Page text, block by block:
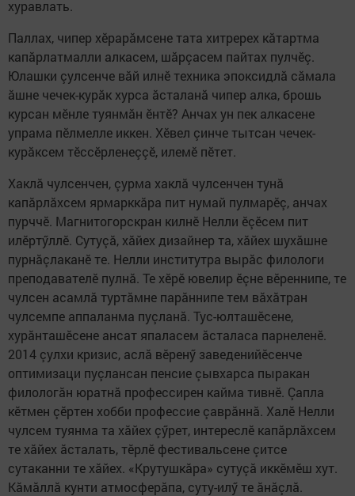
хуравлать.
Паллах, чипер хӗрарăмсене тата хитререх кăтартма
капăрлатмалли алкасем, шăрçасем пайтах пулчӗç.
Юлашки çулсенче вăй илнӗ техника эпоксидлă сăмала
ăшне чечек-курăк хурса ăсталанă чипер алка, брошь
курсан мӗнле туянмăн ӗнтӗ? Анчах ун пек алкасене
упрама пӗлмелле иккен. Хӗвел çинче тытсан чечек-
курăксем тӗссӗрленеççӗ, илемӗ пӗтет.
Хаклă чулсенчен, çурма хаклă чулсенчен тунă
капăрлăхсем ярмарккăра пит нумай пулмарӗç, анчах
пурччӗ. Магнитогорскран килнӗ Нелли ӗçӗсем пит
илӗртӳллӗ. Сутуçă, хăйех дизайнер та, хăйех шухăшне
пурнăçлаканӗ те. Нелли институтра вырăс филологи
преподавателӗ пулнă. Те хӗрӗ ювелир ӗçне вӗреннипе, те
чулсен асамлă туртăмне парăннипе тем вăхăтран
чулсемпе аппаланма пуçланă. Тус-юлташӗсене,
хурăнташӗсене ансат япаласем ăсталаса парнеленӗ.
2014 çулхи кризис, аслă вӗренӳ заведенийӗсенче
оптимизаци пуçлансан пенсие çывхарса пыракан
филологăн юратнă профессирен кайма тивнӗ. Çапла
кӗтмен çӗртен хобби профессие çаврăннă. Халӗ Нелли
чулсем туянма та хăйех çӳрет, интереслӗ капăрлăхсем
те хăйех ăсталать, тӗрлӗ фестивальсене çитсе
сутаканни те хăйех. «Крутушкăра» сутуçă иккӗмӗш хут.
Кăмăллă кунти атмосферăпа, суту-илӳ те ăнăçлă.